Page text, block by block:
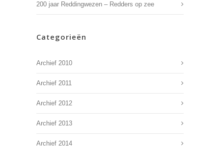
200 jaar Reddingwezen – Redders op zee
Categorieën
Archief 2010
Archief 2011
Archief 2012
Archief 2013
Archief 2014